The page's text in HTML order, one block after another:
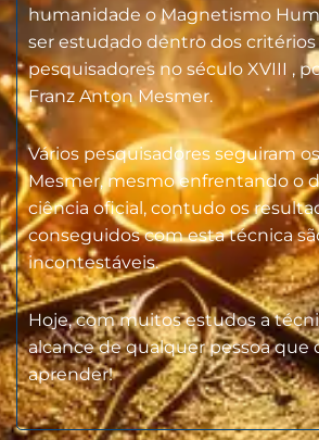
humanidade o Magnetismo
ser estudado dentro dos
pesquisadores no século XVIII ,
Franz Anton Mesmer.
Vários pesquisadores seguiram
Mesmer, mesmo enfrentando o
ciência oficial, contudo os
conseguidos com esta técnica
incontestáveis.
Hoje, com muitos estudos a
alcance de qualquer pessoa que
aprender!